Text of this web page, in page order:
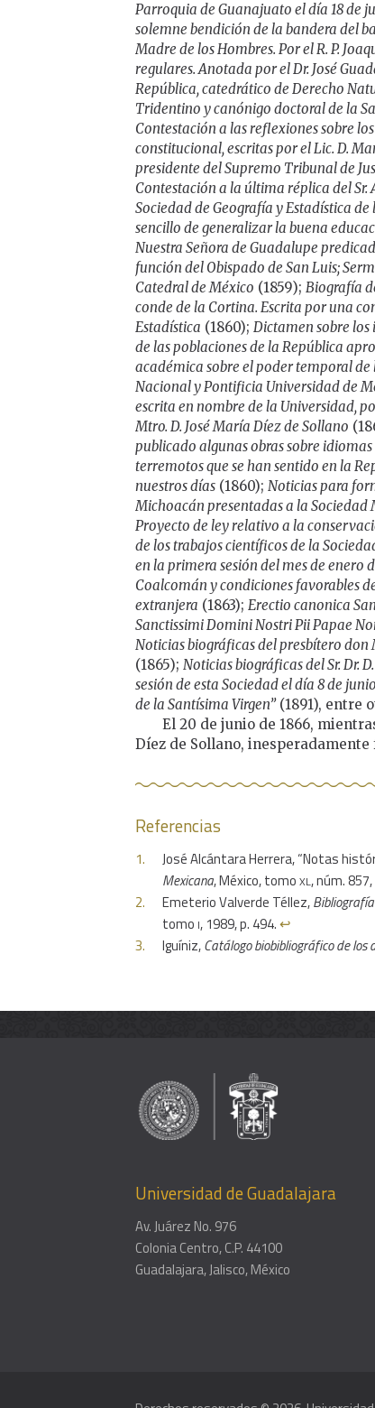
Parroquia de Guanajuato el día 18 de
solemne bendición de la bandera del
Madre de los Hombres. Por el R. P.
regulares. Anotada por el Dr. José
República, catedrático de Derecho
Tridentino y canónigo doctoral de la
Contestación a las reflexiones sobre
constitucional, escritas por el Lic. D.
presidente del Supremo Tribunal de
Contestación a la última réplica del Sr.
Sociedad de Geografía y Estadística
sencillo de generalizar la buena
Nuestra Señora de Guadalupe
función del Obispado de San Luis;
Catedral de México (1859); Biografía
conde de la Cortina. Escrita por una
Estadística (1860); Dictamen sobre
de las poblaciones de la República
académica sobre el poder temporal
Nacional y Pontificia Universidad de
escrita en nombre de la Universidad,
Mtro. D. José María Díez de Sollano
publicado algunas obras sobre
terremotos que se han sentido en la
nuestros días (1860); Noticias para
Michoacán presentadas a la Sociedad
Proyecto de ley relativo a la
de los trabajos científicos de la
en la primera sesión del mes de enero
Coalcomán y condiciones favorables
extranjera (1863); Erectio canonica
Sanctissimi Domini Nostri Pii Papae
Noticias biográficas del presbítero
(1865); Noticias biográficas del Sr. Dr.
sesión de esta Sociedad el día 8 de
de la Santísima Virgen”(1891), entre
El 20 de junio de 1866,
Díez de Sollano,
Referencias
José Alcántara Herrera, “Notas
Mexicana, México, tomoxl, núm.
Emeterio Valverde Téllez,
tomo i, 1989, p. 494.↩︎
Iguíniz,Catálogo biobibliográfico de los
Universidad de Guadalajara
Av. Juárez No. 976
Colonia Centro, C.P. 44100
Guadalajara, Jalisco, México